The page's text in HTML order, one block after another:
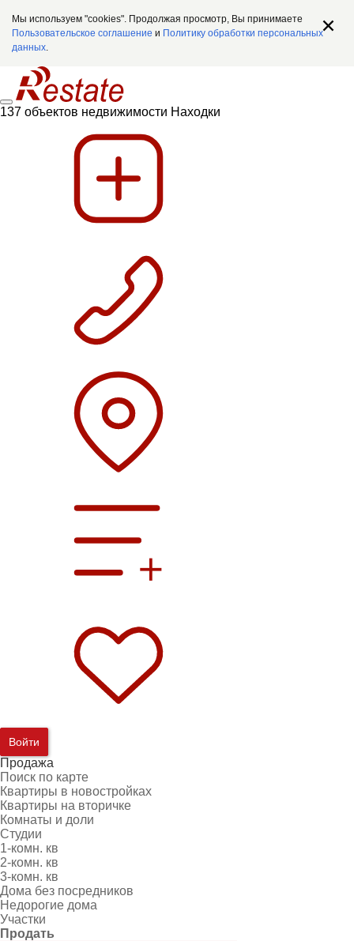
Мы используем "cookies". Продолжая просмотр, Вы принимаете
Пользовательское соглашение и Политику обработки персональных
данных.
137 объектов недвижимости Находки
Войти
Продажа
Поиск по карте
Квартиры в новостройках
Квартиры на вторичке
Комнаты и доли
Студии
1-комн. кв
2-комн. кв
3-комн. кв
Дома без посредников
Недорогие дома
Участки
Продать